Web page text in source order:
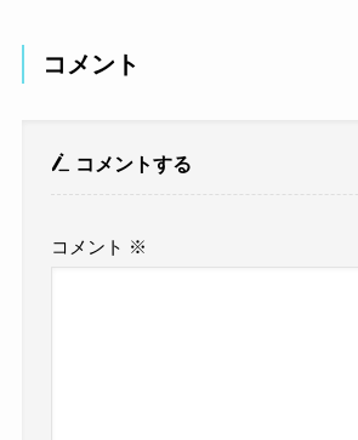
コメント
コメントする
コメント ※